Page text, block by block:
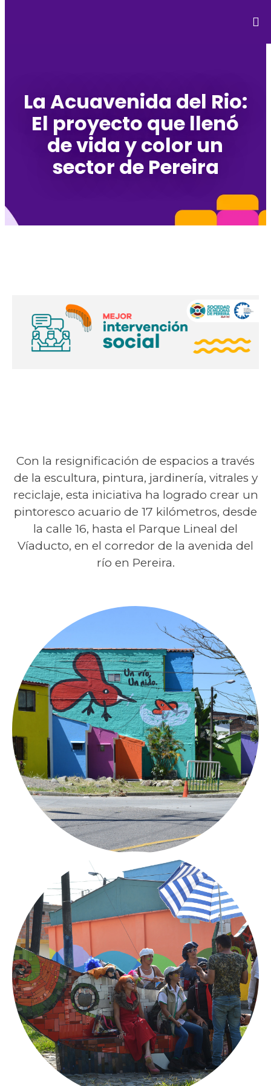
La Acuavenida del Rio:
El proyecto que llenó
de vida y color un
sector de Pereira
Con la resignificación de espacios a través
de la escultura, pintura, jardinería, vitrales y
reciclaje, esta iniciativa ha logrado crear un
pintoresco acuario de 17 kilómetros, desde
la calle 16, hasta el Parque Lineal del
Víaducto, en el corredor de la avenida del
río en Pereira.